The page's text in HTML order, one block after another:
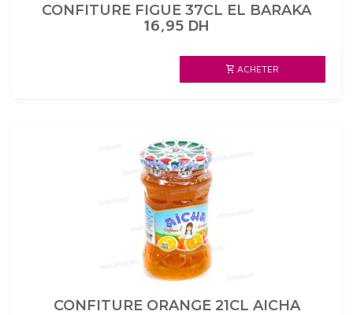
CONFITURE FIGUE 37CL EL BARAKA
16,95 DH
ACHETER
CONFITURE ORANGE 21CL AICHA